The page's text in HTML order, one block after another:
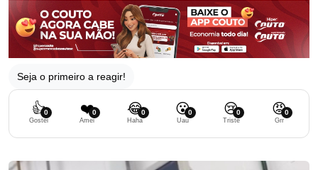
Seja o primeiro a reagir!
👍0
Gostei
❤️0
Amei
😂0
Haha
😮0
Uau
😢0
Triste
😡0
Grr